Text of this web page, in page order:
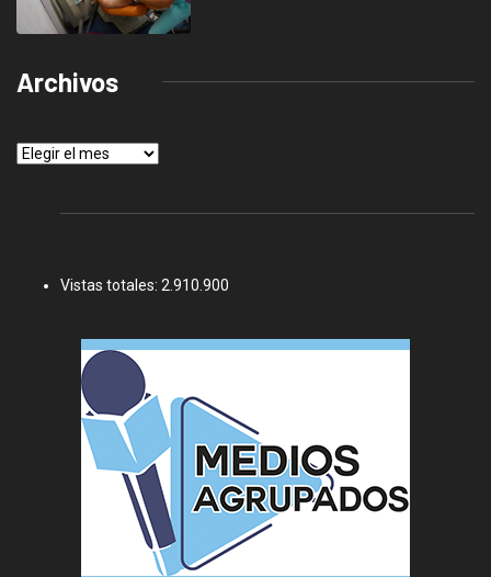
Archivos
Archivos
Vistas totales: 2.910.900